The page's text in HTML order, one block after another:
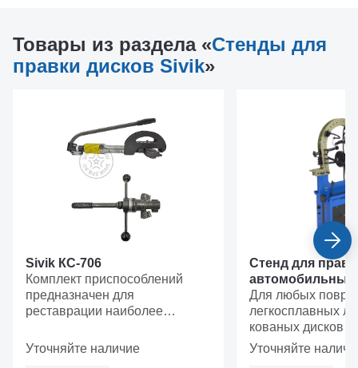
гидростанция;
распределитель управления гидроцилиндрами;
барашек;
гидроцилиндр D60;
рамка;
гидроцилиндр D50;
удлинитель;
Товары из раздела «Стенды для
правки дисков Sivik»
Sivik КС-706
Комплект приспособлений
предназначен для
реставрации наиболее
деформаций литых и
Уточняйте наличие
Стенд для
автомобильных
Sivik Титан ALU
(эл.привод)
Для любых
легкосплавных
кованых дисков
24”, с
Уточняйте